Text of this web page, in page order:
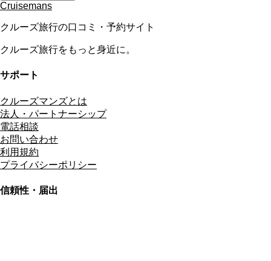
Cruisemans
クルーズ旅行の口コミ・予約サイト
クルーズ旅行をもっと身近に。
サポート
クルーズマンズとは
法人・パートナーシップ
電話相談
お問い合わせ
利用規約
プライバシーポリシー
信頼性・届出